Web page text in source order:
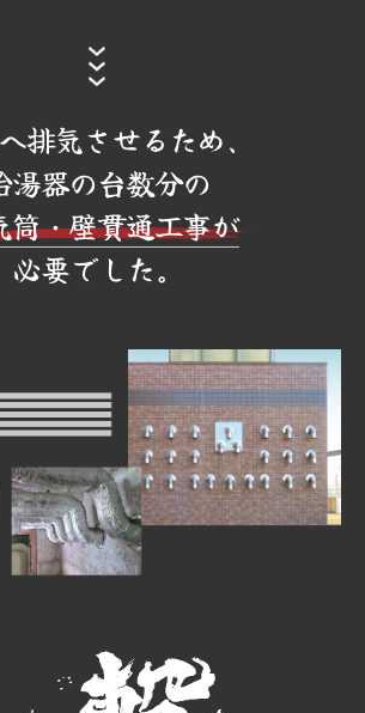
排気させるため、
湯器の台数分の
筒・壁貫通工事が
必要でした。